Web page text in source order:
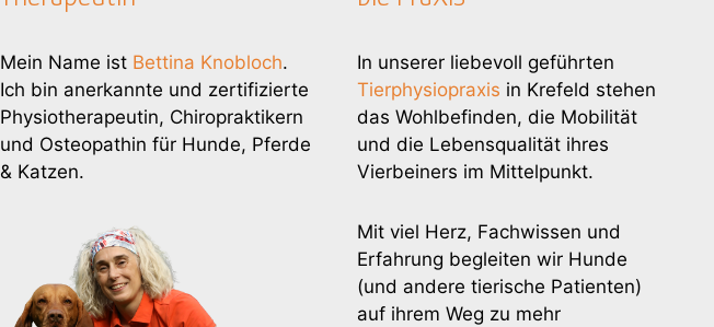
Mein Name ist Bettina Knobloch.
Ich bin anerkannte und zertifizierte
Physiotherapeutin, Chiropraktikern
und Osteopathin für Hunde, Pferde
& Katzen.
In unserer liebevoll geführten
Tierphysiopraxis in Krefeld stehen
das Wohlbefinden, die Mobilität
und die Lebensqualität ihres
Vierbeiners im Mittelpunkt.
Mit viel Herz, Fachwissen und
Erfahrung begleiten wir Hunde
(und andere tierische Patienten)
auf ihrem Weg zu mehr